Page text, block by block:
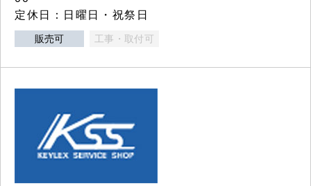
定休日：日曜日・祝祭日
販売可 工事・取付可